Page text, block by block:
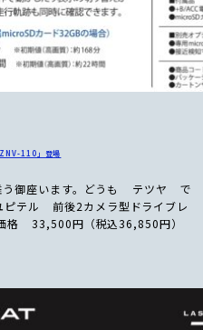
110」登場
う御座います。どうも テツヤ で
テル 前後2カメラ型ドライブレ
33,500円（税込36,850円）